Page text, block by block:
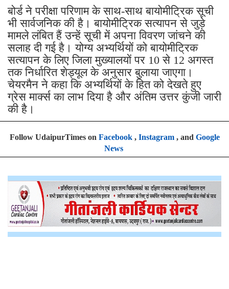
बोर्ड ने परीक्षा परिणाम के साथ-साथ बायोमीट्रिक सूची
भी सार्वजनिक की है। बायोमीट्रिक सत्यापन से जुड़े
मामले लंबित हैं उन्हें सूची में अपना विवरण जांचने की
सलाह दी गई है। योग्य अभ्यर्थियों को बायोमीट्रिक
सत्यापन के लिए जिला मुख्यालयों पर 10 से 12 अगस्त
तक निर्धारित शेड्यूल के अनुसार बुलाया जाएगा।
चेयरमैन ने कहा कि अभ्यर्थियों के हित को देखते हुए
ग्रेस मार्क्स का लाभ दिया है और अंतिम उत्तर कुंजी जारी
की है।
Follow UdaipurTimes on Facebook, Instagram, and Google
News